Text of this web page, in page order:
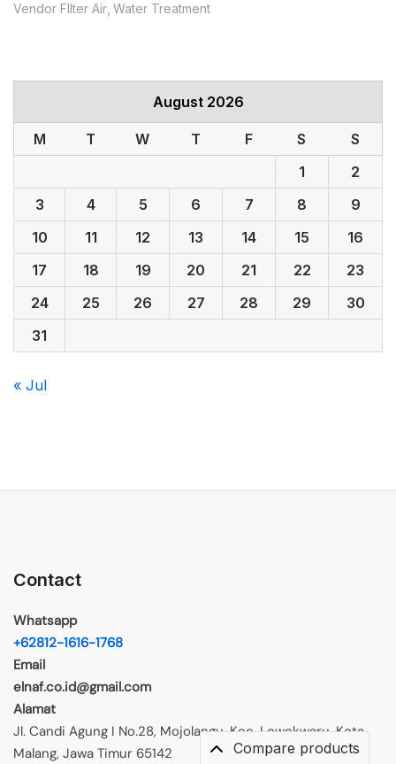
Vendor FIlter Air Water Treatment
August 2026
M T W T F S
S
1
2
3
4 5 6 7 8
9
10
11 12 13 14 15
16
17
18 19 20 21 22
23
24
25 26 27 28 29
30
31
« Jul
Contact
Whatsapp
+62812-1616-1768
Email
elnaf.co.id@gmail.com
Alamat
Jl. Candi Agung I No.28, Mojolangu, Kec. Lowokwaru, Kota
Malang, Jawa Timur 65142
Compare products